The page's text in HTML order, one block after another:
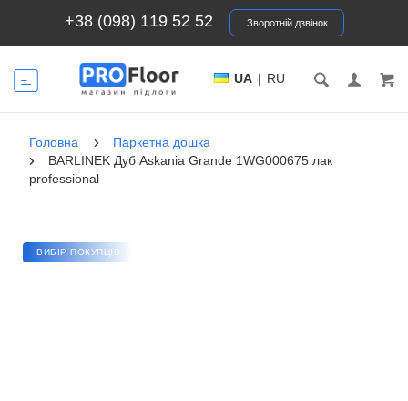
+38 (098) 119 52 52 Зворотній дзвінок
UA | RU
Головна
Паркетна дошка
BARLINEK Дуб Askania Grande 1WG000675 лак
professional
ВИБІР ПОКУПЦІВ